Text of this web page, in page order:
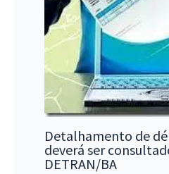
Detalhamento de
deverá ser
DETRAN/BA